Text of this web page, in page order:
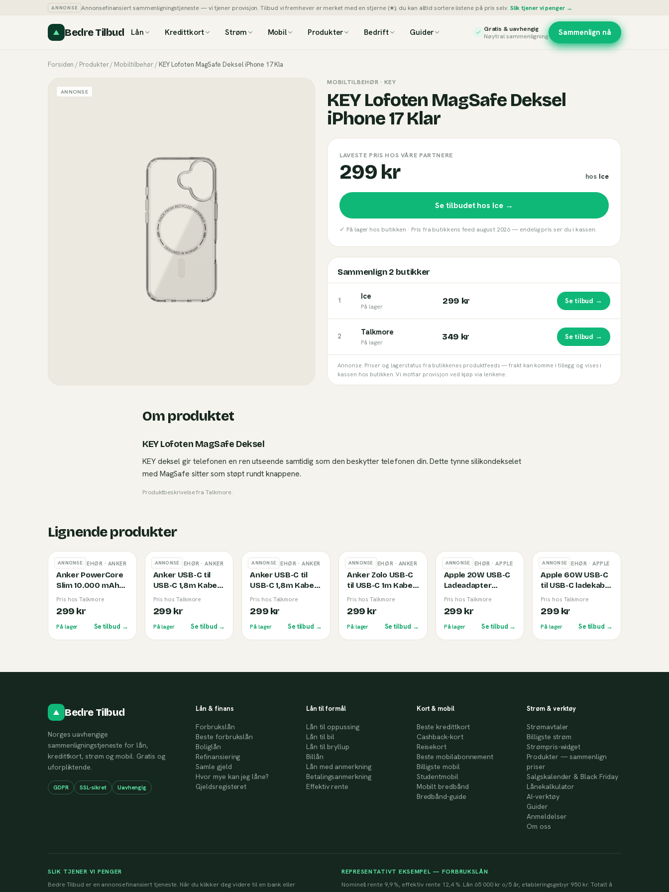
ANNONSE Annonsefinansiert sammenligningstjeneste — vi tjener provisjon. Tilbud vi fremhever er merket med en stjerne (★); du kan alltid sortere listene på pris selv. Slik tjener vi penger →
Bedre Tilbud Lån Kredittkort Strøm Mobil Produkter Bedrift Guider
Gratis & uavhengig
Nøytral sammenligning
Sammenlign nå
Forsiden / Produkter/ Mobiltilbehør/ KEY Lofoten MagSafe Deksel iPhone 17 Kla
ANNONSE
MOBILTILBEHØR · KEY
KEY Lofoten MagSafe Deksel
iPhone 17 Klar
LAVESTE PRIS HOS VÅRE PARTNERE
299 kr hos Ice
Se tilbudet hos Ice→
✓ På lager hos butikken · Pris fra butikkens feed august 2026— endelig pris ser du i kassen.
Sammenlign2 butikker
1 Ice
På lager
299 kr Se tilbud →
2 Talkmore
På lager
349 kr Se tilbud →
Annonse. Priser og lagerstatus fra butikkenes produktfeeds — frakt kan komme i tillegg og vises i
kassen hos butikken. Vi mottar provisjon ved kjøp via lenkene.
Om produktet
KEY Lofoten MagSafe Deksel
KEY deksel gir telefonen en ren utseende samtidig som den beskytter telefonen din. Dette tynne silikondekselet
med MagSafe sitter som støpt rundt knappene.
Produktbeskrivelse fraTalkmore.
Lignende produkter
ANNONSE
MOBILTILBEHØR · ANKER
Anker PowerCore
Slim 10.000 mAh
Powerbank Black
Pris hos Talkmore
299 kr
På lager Se tilbud →
ANNONSE
MOBILTILBEHØR · ANKER
Anker USB-C til
USB-C 1,8m Kabel
(240W) Black
Pris hos Talkmore
299 kr
På lager Se tilbud →
ANNONSE
MOBILTILBEHØR · ANKER
Anker USB-C til
USB-C 1,8m Kabel
(240W) White
Pris hos Talkmore
299 kr
På lager Se tilbud →
ANNONSE
MOBILTILBEHØR · ANKER
Anker Zolo USB-C
til USB-C 1m Kabel
(240W) White
Pris hos Talkmore
299 kr
På lager Se tilbud →
ANNONSE
MOBILTILBEHØR · APPLE
Apple 20W USB-C
Ladeadapter
(2025)
Pris hos Talkmore
299 kr
På lager Se tilbud →
ANNONSE
MOBILTILBEHØR · APPLE
Apple 60W USB-C
til USB-C ladekabel
1m White
Pris hos Talkmore
299 kr
På lager Se tilbud →
Bedre Tilbud
Norges uavhengige
sammenligningstjeneste for lån,
kredittkort, strøm og mobil. Gratis og
uforpliktende.
GDPR SSL-sikret Uavhengig
Lån & finans
Forbrukslån
Beste forbrukslån
Boliglån
Refinansiering
Samle gjeld
Hvor mye kan jeg låne?
Gjeldsregisteret
Lån til formål
Lån til oppussing
Lån til bil
Lån til bryllup
Billån
Lån med anmerkning
Betalingsanmerkning
Effektiv rente
Kort & mobil
Beste kredittkort
Cashback-kort
Reisekort
Beste mobilabonnement
Billigste mobil
Studentmobil
Mobilt bredbånd
Bredbånd-guide
Strøm & verktøy
Strømavtaler
Billigste strøm
Strømpris-widget
Produkter — sammenlign
priser
Salgskalender & Black Friday
Lånekalkulator
AI-verktøy
Guider
Anmeldelser
Om oss
SLIK TJENER VI PENGER
Bedre Tilbud er en annonsefinansiert tjeneste. Når du klikker deg videre til en bank eller
REPRESENTATIVT EKSEMPEL — FORBRUKSLÅN
Nominell rente 9,9 %, effektiv rente 12,4 %. Lån 65 000 kr o/5 år, etableringsgebyr 950 kr. Totalt å